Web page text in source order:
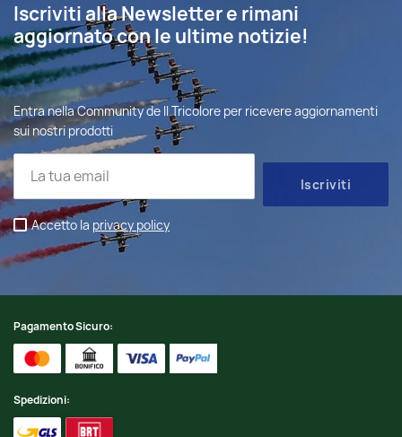
Iscriviti alla Newsletter e rimani
aggiornato con le ultime notizie!
Entra nella Community de Il Tricolore per ricevere aggiornamenti
sui nostri prodotti
Accetto la privacy policy
Pagamento Sicuro:
Spedizioni: